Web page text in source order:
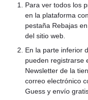
Para ver todos los
en la plataforma
pestaña Rebajas
del sitio web.
En la parte inferior
pueden registrarse
Newsletter de la
correo electrónico
Guess y envío